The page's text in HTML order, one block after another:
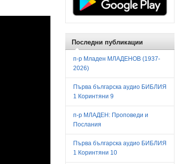
Последни публикации
п-р Младен МЛАДЕНОВ (1937-
2026)
Първа българска аудио БИБЛИЯ
1 Коринтяни 9
п-р МЛАДЕН: Проповеди и
Послания
Първа българска аудио БИБЛИЯ
1 Коринтяни 10